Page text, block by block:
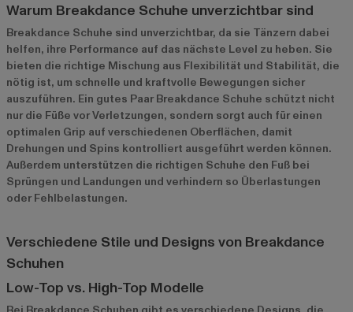
Warum Breakdance Schuhe unverzichtbar sind
Breakdance Schuhe sind unverzichtbar, da sie Tänzern dabei
helfen, ihre Performance auf das nächste Level zu heben. Sie
bieten die richtige Mischung aus Flexibilität und Stabilität, die
nötig ist, um schnelle und kraftvolle Bewegungen sicher
auszuführen. Ein gutes Paar Breakdance Schuhe schützt nicht
nur die Füße vor Verletzungen, sondern sorgt auch für einen
optimalen Grip auf verschiedenen Oberflächen, damit
Drehungen und Spins kontrolliert ausgeführt werden können.
Außerdem unterstützen die richtigen Schuhe den Fuß bei
Sprüngen und Landungen und verhindern so Überlastungen
oder Fehlbelastungen.
Verschiedene Stile und Designs von Breakdance
Schuhen
Low-Top vs. High-Top Modelle